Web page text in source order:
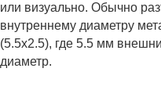
или визуально. Обычно
внутреннему диаметру
(5.5x2.5), где 5.5 мм
диаметр.